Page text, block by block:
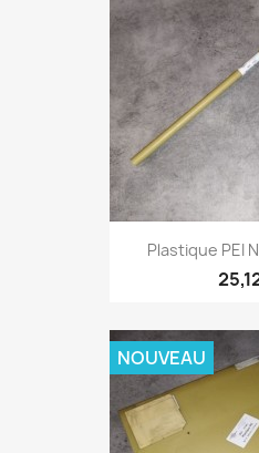
Plastique PEI
NOUVEAU